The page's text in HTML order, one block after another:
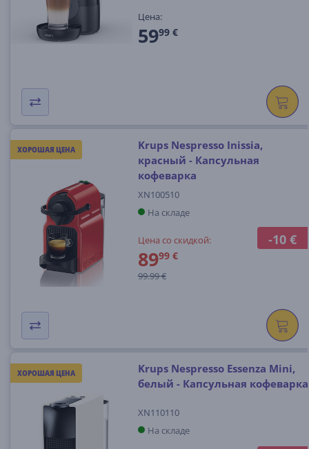
Цена:
5999 €
ХОРОШАЯ ЦЕНА
-10 €
Krups Nespresso Inissia,
красный - Капсульная
кофеварка
XN100510
На складе
Цена со скидкой:
8999 €
99.99 €
ХОРОШАЯ ЦЕНА
Krups Nespresso Essenza Mini,
белый - Капсульная кофеварка
XN110110
На складе